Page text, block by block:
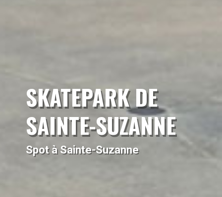
SKATEPARK DE
SAINTE-SUZANNE
Spot à Sainte-Suzanne